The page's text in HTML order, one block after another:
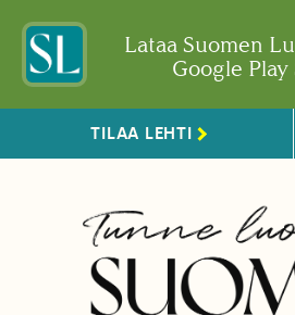
Lataa Suomen
Google Play
TILAA LEHTI